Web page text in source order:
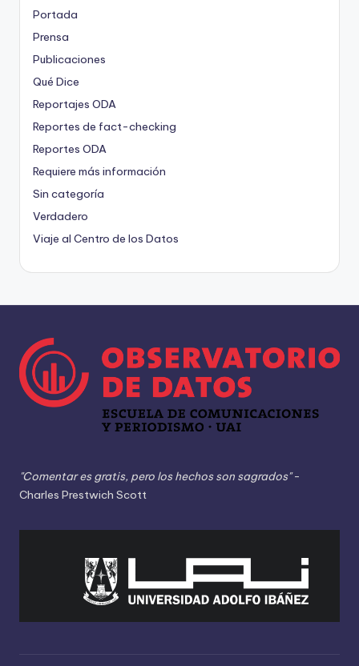
Portada
Prensa
Publicaciones
Qué Dice
Reportajes ODA
Reportes de fact-checking
Reportes ODA
Requiere más información
Sin categoría
Verdadero
Viaje al Centro de los Datos
"Comentar es gratis, pero los hechos son sagrados"-
Charles Prestwich Scott